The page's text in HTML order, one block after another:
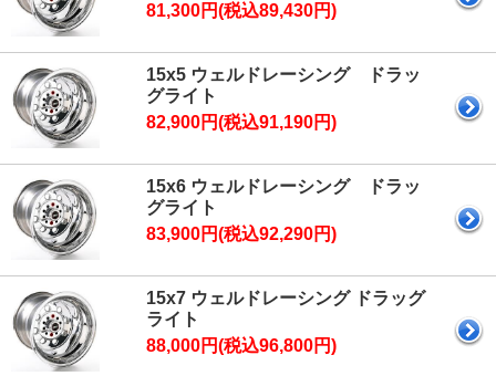
81,300円(税込89,430円)
15x5 ウェルドレーシング ドラッ
グライト
82,900円(税込91,190円)
15x6 ウェルドレーシング ドラッ
グライト
83,900円(税込92,290円)
15x7 ウェルドレーシング ドラッグ
ライト
88,000円(税込96,800円)